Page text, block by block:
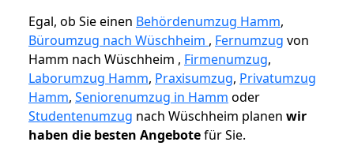
Egal, ob Sie einen Behördenumzug Hamm,
Büroumzug nach Wüschheim , Fernumzug von
Hamm nach Wüschheim , Firmenumzug,
Laborumzug Hamm, Praxisumzug, Privatumzug
Hamm, Seniorenumzug in Hamm oder
Studentenumzug nach Wüschheim planen wir
haben die besten Angebotefür Sie.